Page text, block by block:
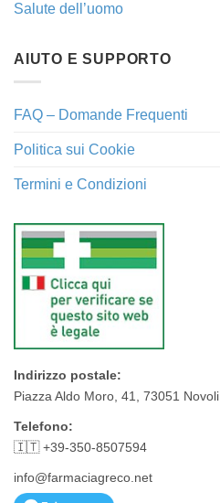
Salute dell’uomo
AIUTO E SUPPORTO
FAQ – Domande Frequenti
Politica sui Cookie
Termini e Condizioni
Indirizzo postale:
Piazza Aldo Moro, 41, 73051 Novoli
Telefono:
🇮🇹 +39-350-8507594
info@farmaciagreco.net